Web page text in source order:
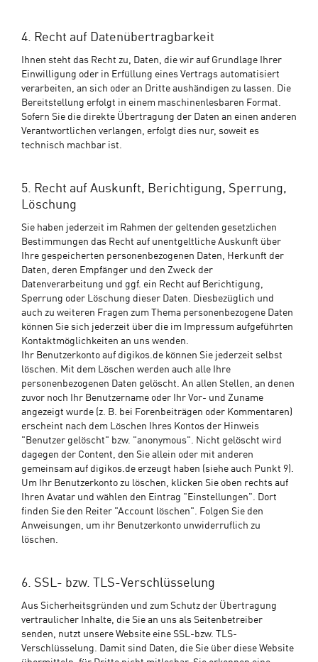
4. Recht auf Datenübertragbarkeit
Ihnen steht das Recht zu, Daten, die wir auf Grundlage Ihrer
Einwilligung oder in Erfüllung eines Vertrags automatisiert
verarbeiten, an sich oder an Dritte aushändigen zu lassen. Die
Bereitstellung erfolgt in einem maschinenlesbaren Format.
Sofern Sie die direkte Übertragung der Daten an einen anderen
Verantwortlichen verlangen, erfolgt dies nur, soweit es
technisch machbar ist.
5. Recht auf Auskunft, Berichtigung, Sperrung,
Löschung
Sie haben jederzeit im Rahmen der geltenden gesetzlichen
Bestimmungen das Recht auf unentgeltliche Auskunft über
Ihre gespeicherten personenbezogenen Daten, Herkunft der
Daten, deren Empfänger und den Zweck der
Datenverarbeitung und ggf. ein Recht auf Berichtigung,
Sperrung oder Löschung dieser Daten. Diesbezüglich und
auch zu weiteren Fragen zum Thema personenbezogene Daten
können Sie sich jederzeit über die im Impressum aufgeführten
Kontaktmöglichkeiten an uns wenden.
Ihr Benutzerkonto auf digikos.de können Sie jederzeit selbst
löschen. Mit dem Löschen werden auch alle Ihre
personenbezogenen Daten gelöscht. An allen Stellen, an denen
zuvor noch Ihr Benutzername oder Ihr Vor- und Zuname
angezeigt wurde (z. B. bei Forenbeiträgen oder Kommentaren)
erscheint nach dem Löschen Ihres Kontos der Hinweis
"Benutzer gelöscht" bzw. "anonymous". Nicht gelöscht wird
dagegen der Content, den Sie allein oder mit anderen
gemeinsam auf digikos.de erzeugt haben (siehe auch Punkt 9).
Um Ihr Benutzerkonto zu löschen, klicken Sie oben rechts auf
Ihren Avatar und wählen den Eintrag "Einstellungen". Dort
finden Sie den Reiter "Account löschen". Folgen Sie den
Anweisungen, um ihr Benutzerkonto unwiderruflich zu
löschen.
6. SSL- bzw. TLS-Verschlüsselung
Aus Sicherheitsgründen und zum Schutz der Übertragung
vertraulicher Inhalte, die Sie an uns als Seitenbetreiber
senden, nutzt unsere Website eine SSL-bzw. TLS-
Verschlüsselung. Damit sind Daten, die Sie über diese Website